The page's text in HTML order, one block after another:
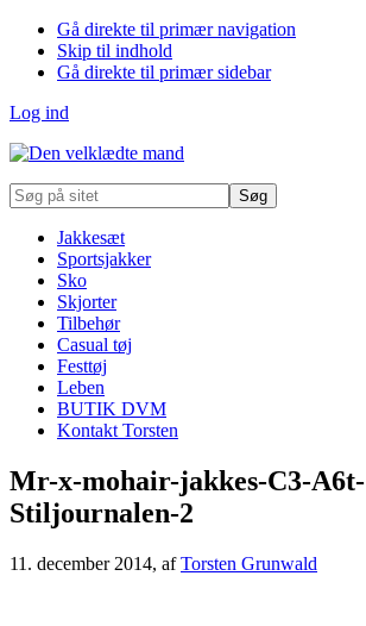
Gå direkte til primær navigation
Skip til indhold
Gå direkte til primær sidebar
Log ind
Søg
på
Jakkesæt
Sportsjakker
Sko
Skjorter
Tilbehør
Casual tøj
Festtøj
Leben
BUTIK DVM
Kontakt Torsten
Mr-x-mohair-jakkes-C3-A6t-
Stiljournalen-2
11. december 2014, afTorsten Grunwald